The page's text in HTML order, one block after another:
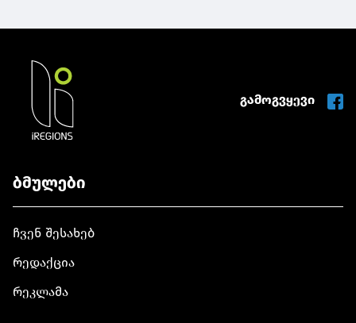
გამოგვყევი
ბმულები
ჩვენ შესახებ
რედაქცია
რეკლამა